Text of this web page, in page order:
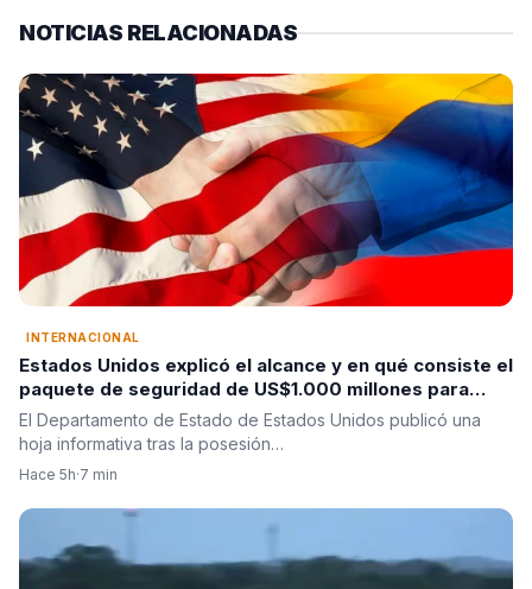
NOTICIAS RELACIONADAS
INTERNACIONAL
Estados Unidos explicó el alcance y en qué consiste el
paquete de seguridad de US$1.000 millones para
Colombia tras la posesión de Abelardo De La Espriella
El Departamento de Estado de Estados Unidos publicó una
hoja informativa tras la posesión…
Hace 5h·7 min